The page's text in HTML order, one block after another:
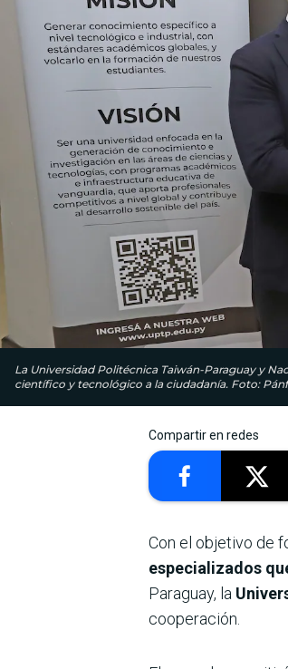
La Universidad Politécnica Taiwán-Paraguay y
científico y tecnológico a la ciudadanía. Foto:
Compartir en redes
Con el objetivo de
especializados
Paraguay, la
cooperación.